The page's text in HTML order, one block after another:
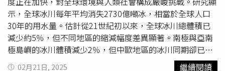
管線是否也需要更換，學校也計畫趁此機會進行全面檢修。
示，全球冰川每年平均消失2730億噸冰，相當於全球人口
30年的用水量。估計從21世紀初以來，全球冰川總體積已
減少約5％，但不同地區的縮減幅度差異顯著。南極與亞南
極島嶼的冰川體積減少2％，但中歐地區的冰川同期卻已減
少39％。研究還發現，冰川的融化速度正在顯著增加。
02月21日, 2025 繼續閱讀